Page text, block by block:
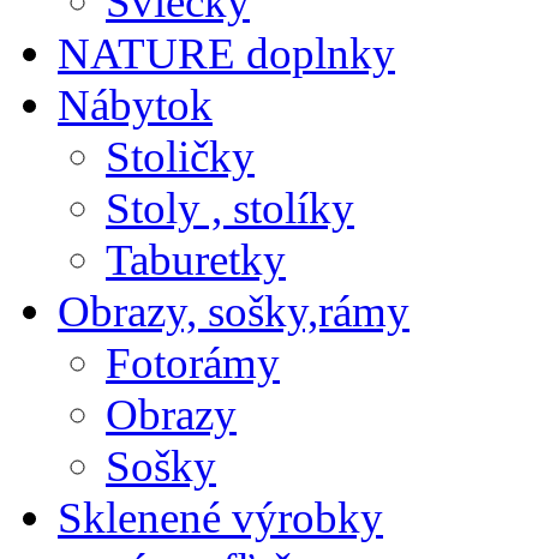
NATURE doplnky
Nábytok
Stoličky
Stoly , stolíky
Taburetky
Obrazy, sošky,rámy
Fotorámy
Obrazy
Sošky
Sklenené výrobky